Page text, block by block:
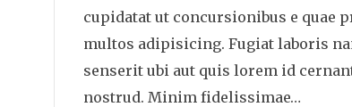
cupidatat ut concursionibus e quae
multos adipisicing. Fugiat laboris
senserit ubi aut quis lorem id
nostrud. Minim fidelissimae…